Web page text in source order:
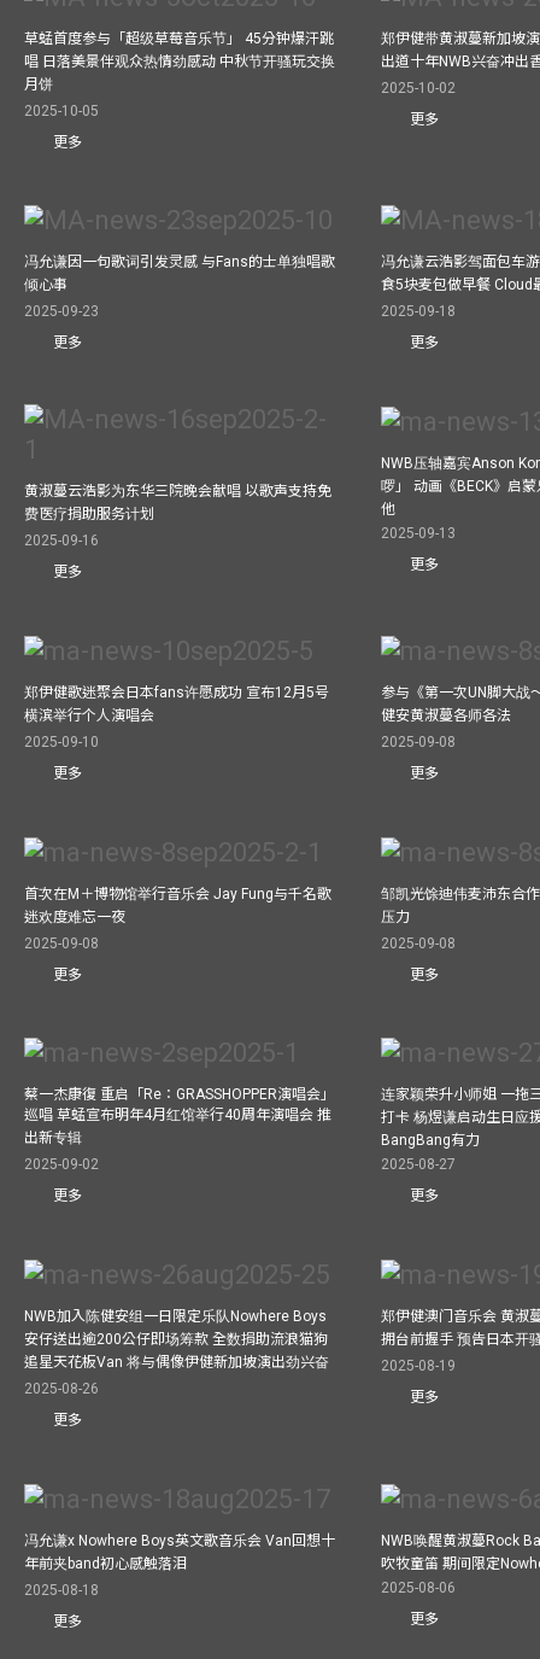
草蜢首度参与「超级草莓音乐节」 45分钟爆汗跳
唱 日落美景伴观众热情劲感动 中秋节开骚玩交换
月饼
2025-10-05
更多
郑伊健带黄淑蔓新加坡
出道十年NWB兴奋冲出
2025-10-02
更多
冯允谦因一句歌词引发灵感 与Fans的士单独唱歌
倾心事
2025-09-23
更多
冯允谦云浩影驾面包车
食5块麦包做早餐 Cloud
2025-09-18
更多
黄淑蔓云浩影为东华三院晚会献唱 以歌声支持免
费医疗捐助服务计划
2025-09-16
更多
NWB压轴嘉宾Anson
啰」 动画《BECK》启
他
2025-09-13
更多
郑伊健歌迷聚会日本fans许愿成功 宣布12月5号
横滨举行个人演唱会
2025-09-10
更多
参与《第一次UN脚大战
健安黄淑蔓各师各法
2025-09-08
更多
首次在M＋博物馆举行音乐会 Jay Fung与千名歌
迷欢度难忘一夜
2025-09-08
更多
邹凯光馀迪伟麦沛东合
压力
2025-09-08
更多
蔡一杰康復 重启「Re：GRASSHOPPER演唱会」
巡唱 草蜢宣布明年4月红馆举行40周年演唱会 推
出新专辑
2025-09-02
更多
连家颖荣升小师姐 一拖
打卡 杨煜谦启动生日应
BangBang有力
2025-08-27
更多
NWB加入陈健安组一日限定乐队Nowhere Boys
安仔送出逾200公仔即场筹款 全数捐助流浪猫狗
追星天花板Van 将与偶像伊健新加坡演出劲兴奋
2025-08-26
更多
郑伊健澳门音乐会 黄淑
拥台前握手 预告日本开
2025-08-19
更多
冯允谦x Nowhere Boys英文歌音乐会 Van回想十
年前夹band初心感触落泪
2025-08-18
更多
NWB唤醒黄淑蔓Rock
吹牧童笛 期间限定
2025-08-06
更多